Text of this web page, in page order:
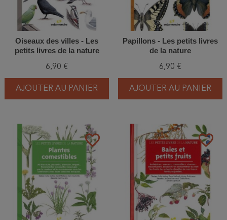
Oiseaux des villes - Les
petits livres de la nature
6,90 €
AJOUTER AU PANIER
Papillons - Les petits livres
de la nature
6,90 €
AJOUTER AU PANIER
favorite_border favorite_border